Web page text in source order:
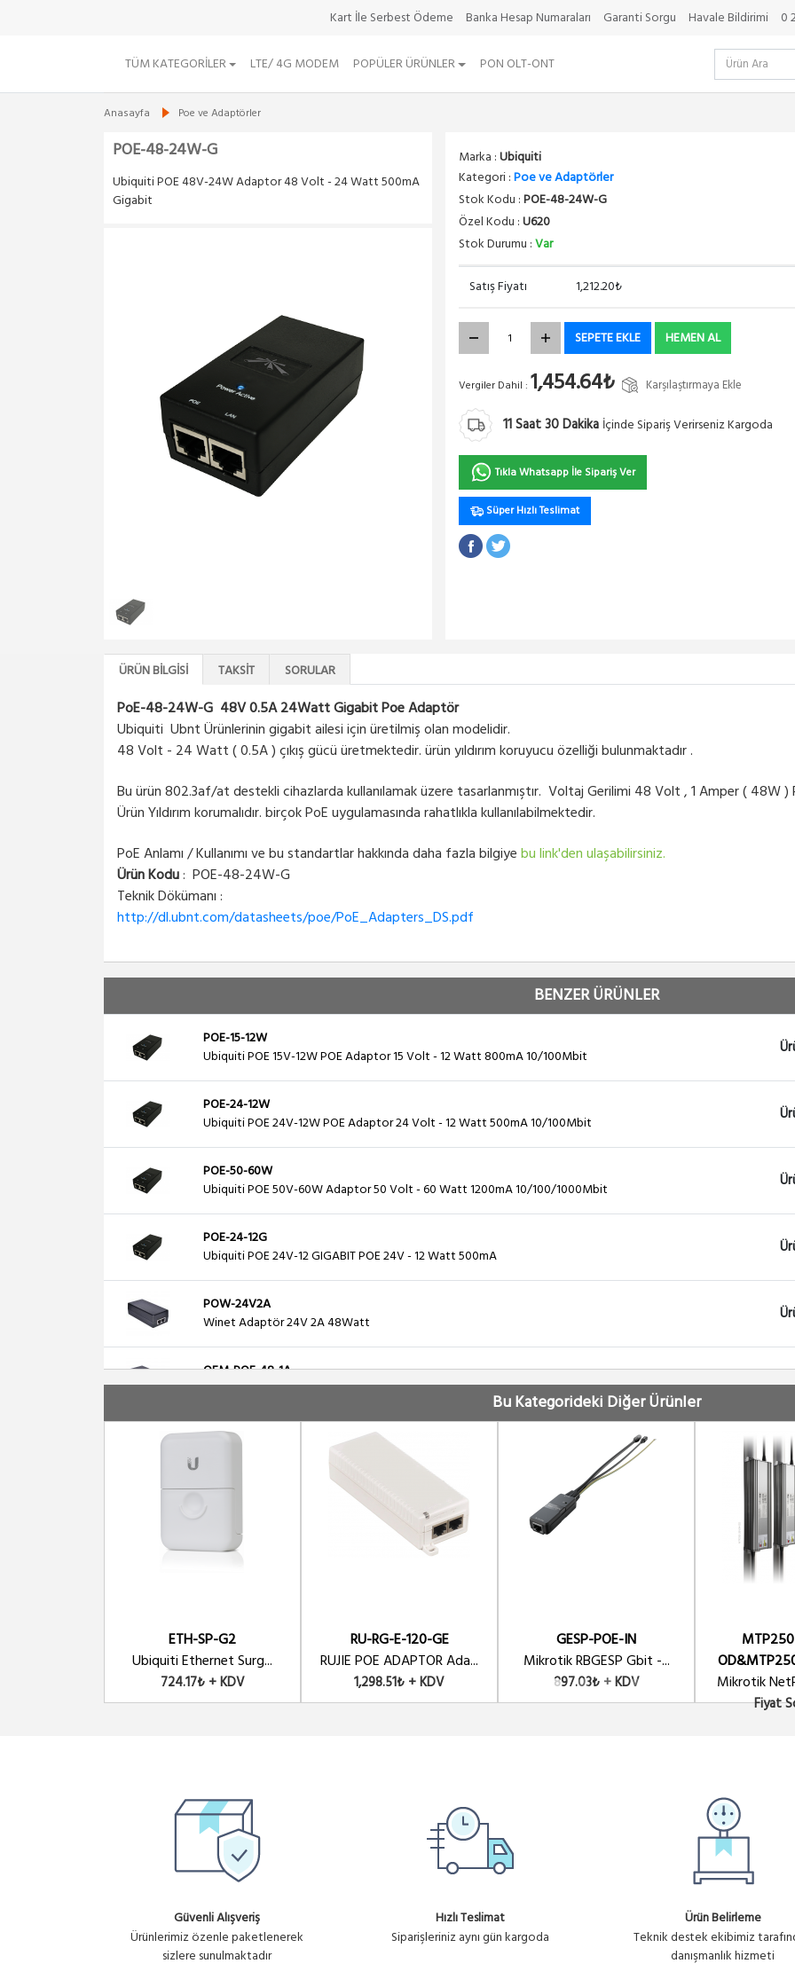
Kart İle Serbest Ödeme Banka Hesap Numaraları Garanti Sorgu Havale Bildirimi 0
TÜM KATEGORILER LTE/ 4G MODEM POPÜLER ÜRÜNLER PON OLT-ONT
Anasayfa Poe ve Adaptörler
POE-48-24W-G
Ubiquiti POE 48V-24W Adaptor 48 Volt - 24 Watt 500mA
Gigabit
Marka :Ubiquiti
Kategori :Poe ve Adaptörler
Stok Kodu :POE-48-24W-G
Özel Kodu :U620
Stok Durumu :Var
Satış Fiyatı 1,212.20₺
SEPETE EKLE HEMEN AL
Vergiler Dahil : 1,454.64₺ Karşılaştırmaya Ekle
11Saat30Dakika İçinde Sipariş Verirseniz Kargoda
Tıkla Whatsapp İle Sipariş Ver
Süper Hızlı Teslimat
ÜRÜN BILGISI TAKSIT SORULAR
PoE-48-24W-G 48V 0.5A 24Watt Gigabit Poe Adaptör
Ubiquiti Ubnt Ürünlerinin gigabit ailesi için üretilmiş olan modelidir.
48 Volt - 24 Watt ( 0.5A ) çıkış gücü üretmektedir. ürün yıldırım koruyucu özelliği bulunmaktadır .
Bu ürün 802.3af/at destekli cihazlarda kullanılamak üzere tasarlanmıştır. Voltaj Gerilimi 48 Volt , 1 Amper ( 48W
Ürün Yıldırım korumalıdır. birçok PoE uygulamasında rahatlıkla kullanılabilmektedir.
PoE Anlamı / Kullanımı ve bu standartlar hakkında daha fazla bilgiyebu link'den ulaşabilirsiniz.
Ürün Kodu: POE-48-24W-G
Teknik Dökümanı :
http://dl.ubnt.com/datasheets/poe/PoE_Adapters_DS.pdf
BENZER ÜRÜNLER
POE-15-12W
Ubiquiti POE 15V-12W POE Adaptor 15 Volt - 12 Watt 800mA 10/100Mbit
POE-24-12W
Ubiquiti POE 24V-12W POE Adaptor 24 Volt - 12 Watt 500mA 10/100Mbit
POE-50-60W
Ubiquiti POE 50V-60W Adaptor 50 Volt - 60 Watt 1200mA 10/100/1000Mbit
POE-24-12G
Ubiquiti POE 24V-12 GIGABIT POE 24V - 12 Watt 500mA
POW-24V2A
Winet Adaptör 24V 2A 48Watt
OEM-POE-48-1A
POE Adaptör+Injector, 48V 1A 48 WATT ( 100MBIT)
PANEL-12PORT-GB-POE
12 PORT GIGABIT POE PANEL INJECTOR
POE-48-24W
Ubiquiti POE 48V-24W Adaptor 48 Volt - 24 Watt 500mA 10/100Mbit
Bu Kategorideki Diğer Ürünler
ETH-SP-G2
Ubiquiti Ethernet Surg...
724.17₺ + KDV
RU-RG-E-120-GE
RUJIE POE ADAPTOR Ada...
1,298.51₺ + KDV
GESP-POE-IN
Mikrotik RBGESP Gbit -...
897.03₺ + KDV
Mikrotik
Fiyat
Güvenli Alışveriş
Ürünlerimiz özenle paketlenerek
sizlere sunulmaktadır
Hızlı Teslimat
Siparişleriniz aynı gün kargoda
Ürün Belirleme
Teknik destek ekibimiz
danışmanlık hizmeti